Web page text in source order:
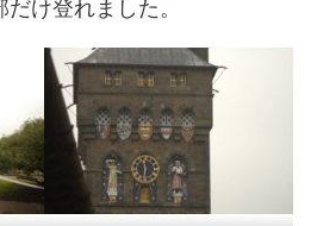
け登れました。